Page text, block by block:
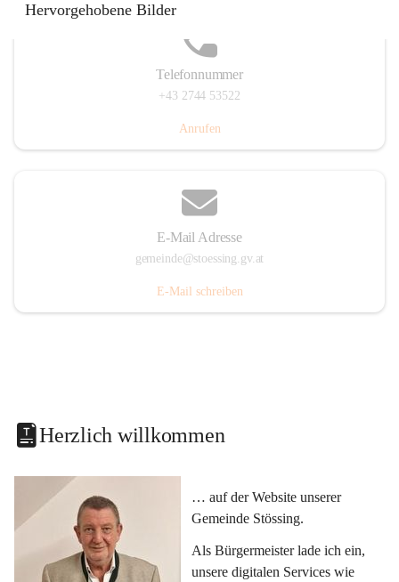
Hervorgehobene Bilder
Telefonnummer
+43 2744 53522
Anrufen
E-Mail Adresse
gemeinde@stoessing.gv.at
E-Mail schreiben
Herzlich willkommen
… auf der Website unserer
Gemeinde Stössing.
Als Bürgermeister lade ich ein,
unsere digitalen Services wie